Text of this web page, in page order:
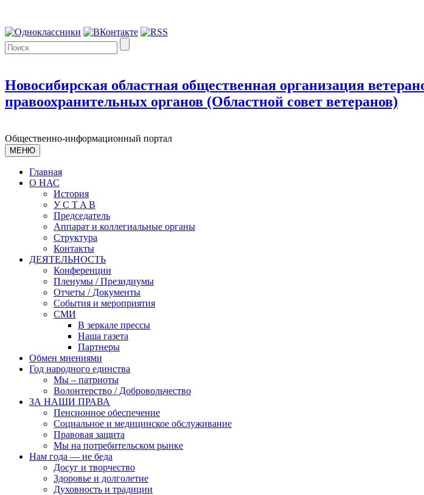
Новосибирская областная общественная организация
правоохранительных органов (Областной совет ветеранов)
Общественно-информационный портал
МЕНЮ
Главная
О НАС
История
У С T A B
Председатель
Аппарат и коллегиальные органы
Структура
Контакты
ДЕЯТЕЛЬНОСТЬ
Конференции
Пленумы / Президиумы
Отчеты / Документы
События и мероприятия
СМИ
В зеркале прессы
Наша газета
Партнеры
Обмен мнениями
Год народного единства
Мы – патриоты
Волонтерство / Добровольчество
ЗА НАШИ ПРАВА
Пенсионное обеспечение
Социальное и медицинское обслуживание
Правовая защита
Мы на потребительском рынке
Нам года — не беда
Досуг и творчество
Здоровье и долголетие
Духовность и традиции